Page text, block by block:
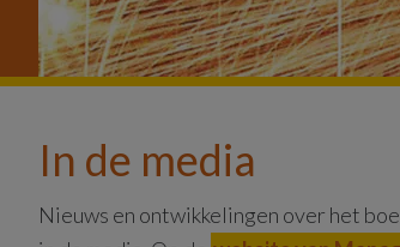
In de media
Nieuws en ontwikkelingen over het